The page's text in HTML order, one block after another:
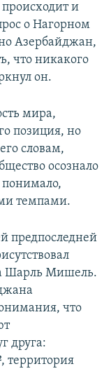
и
о Нагорном
Азербайджан,
что никакого
он.
мира,
позиция, но
словам,
осознало
темпами.
предпоследней
Шарль Мишель.
что
друга:
территория